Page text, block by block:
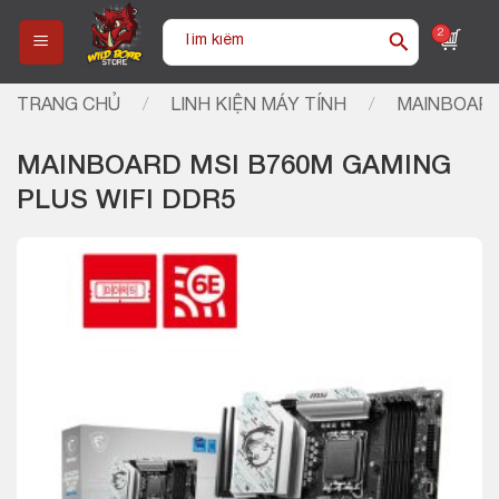
content
Tìm
2
TRANG CHỦ / LINH KIỆN MÁY TÍNH /
MAINBOARD MSI B760M GAMING
PLUS WIFI DDR5